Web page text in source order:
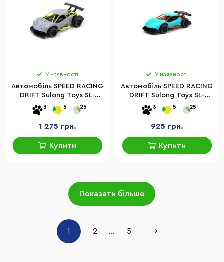
У наявності
Автомобіль SPEED RACING
DRIFT Sulong Toys SL-
284RHG на р/к – AEOLUS
3 5 25
1 275 грн.
Купити
У наявності
Автомобіль SPEED RACING
DRIFT Sulong Toys SL-
292RHB на р/к - RED SING
3 5 25
925 грн.
Купити
Показати більше
1 2 ... 5 →